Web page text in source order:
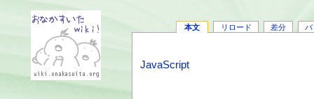
本文 リロード 差分 バ
JavaScript